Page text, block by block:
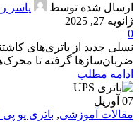
ارسال شده توسط
یاسر
ژانویه 27, 2025
0
نسلی جدید از باتری‌های
ضربان‌سازها گرفته تا
ادامه مطلب
07 آوریل
مقالات آموزشی, باتری یو